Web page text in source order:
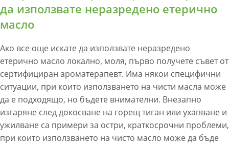
да използвате неразредено етерично
масло
Ако все още искате да използвате неразредено
етерично масло локално, моля, първо получете съвет от
сертифициран ароматерапевт. Има някои специфични
ситуации, при които използването на чисти масла може
да е подходящо, но бъдете внимателни. Внезапно
изгаряне след докосване на горещ тиган или ухапване и
ужилване са примери за остри, краткосрочни проблеми,
при които използването на чисто масло може да бъде